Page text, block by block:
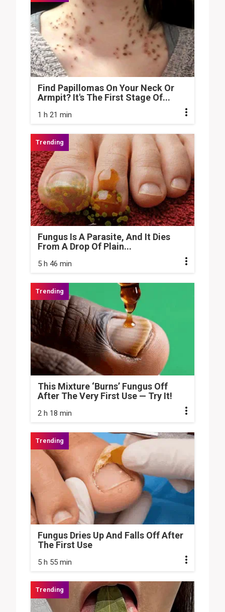
Find Papillomas On Your Neck Or
Armpit? It's The First Stage Of...
1 h 21 min
Fungus Is A Parasite, And It Dies
From A Drop Of Plain...
5 h 46 min
This Mixture ‘Burns’ Fungus Off
After The Very First Use — Try It!
2 h 18 min
Fungus Dries Up And Falls Off After
The First Use
5 h 55 min